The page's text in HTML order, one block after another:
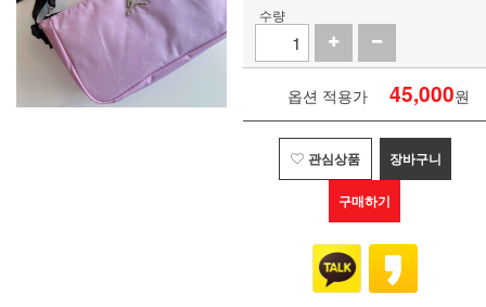
수량
옵션 적용가 45,000원
관심상품 장바구니
구매하기